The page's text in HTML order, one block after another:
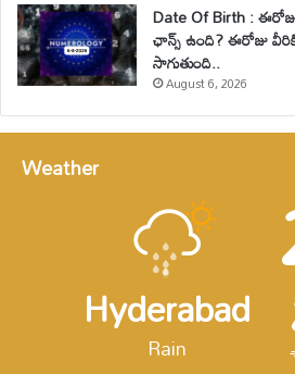
Date Of Birth :
ఛాన్స్ ఉంది? ఈరోజు
సాగుతుంది..
August 6, 2026
Weather
Hyderabad
Rain